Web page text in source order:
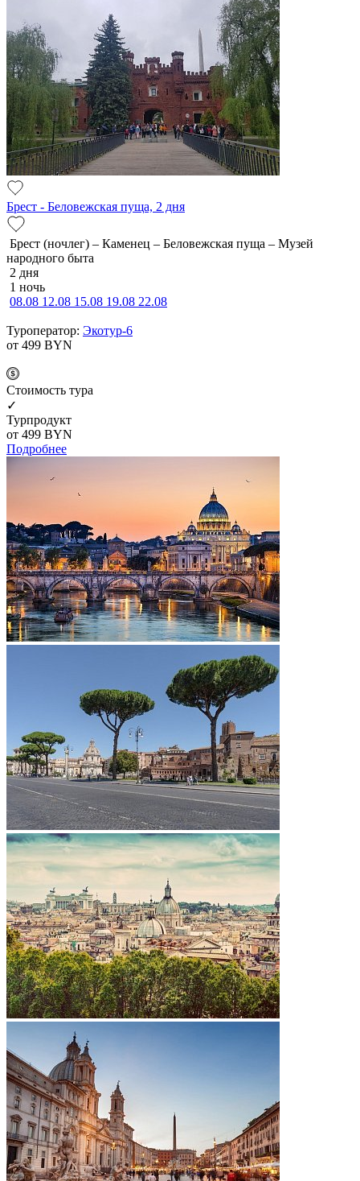
Брест - Беловежская пуща, 2 дня
Брест (ночлег) – Каменец – Беловежская пуща – Музей
народного быта
2 дня
1 ночь
08.08 12.08 15.08 19.08 22.08
Туроператор: Экотур-6
от 499 BYN
Cтоимость тура
✓
Турпродукт
от 499 BYN
Подробнее